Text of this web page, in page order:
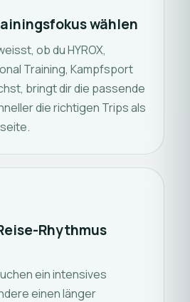
wählen
ob du HYROX,
Training, Kampfsport
bringt dir die passende
die richtigen Trips als
Rhythmus
ein intensives
einen länger